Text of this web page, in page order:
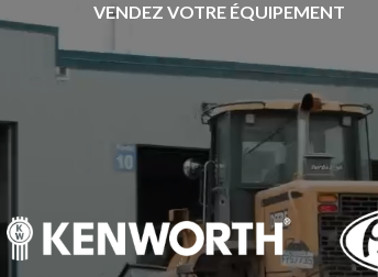
VENDEZ VOTRE ÉQUIPEMENT